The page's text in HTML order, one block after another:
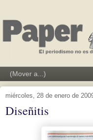
miércoles, 28 de enero de
Diseñitis